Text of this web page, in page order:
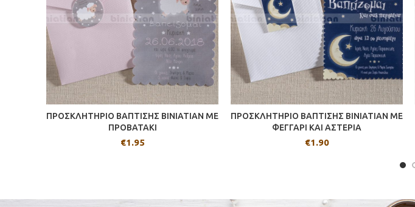
ΠΡΟΣΚΛΗΤΗΡΙΟ ΒΑΠΤΙΣΗΣ BINIATIAN ME
ΠΡΟΒΑΤΑΚΙ
€1.95
ΠΡΟΣΚΛΗΤΗΡΙΟ ΒΑΠΤΙΣΗΣ BINIATIAN ΜΕ
ΦΕΓΓΑΡΙ ΚΑΙ ΑΣΤΕΡΙΑ
€1.90